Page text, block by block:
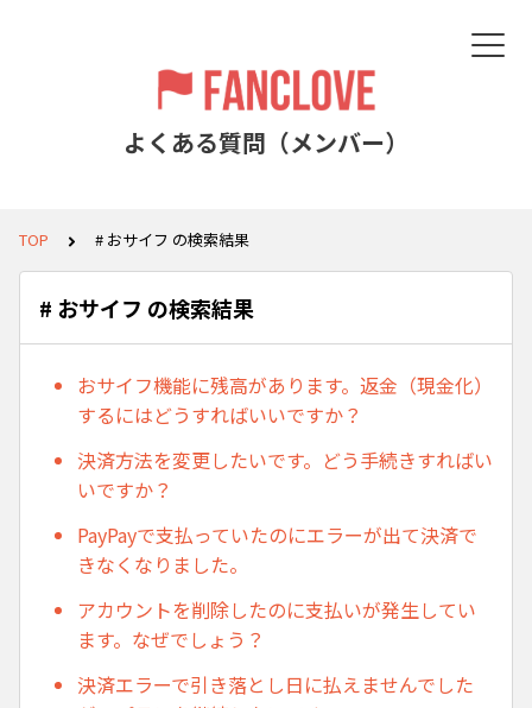
よくある質問（メンバー）
TOP # おサイフ の検索結果
# おサイフ の検索結果
おサイフ機能に残高があります。返金（現金化）
するにはどうすればいいですか？
決済方法を変更したいです。どう手続きすればい
いですか？
PayPayで支払っていたのにエラーが出て決済で
きなくなりました。
アカウントを削除したのに支払いが発生してい
ます。なぜでしょう？
決済エラーで引き落とし日に払えませんでした